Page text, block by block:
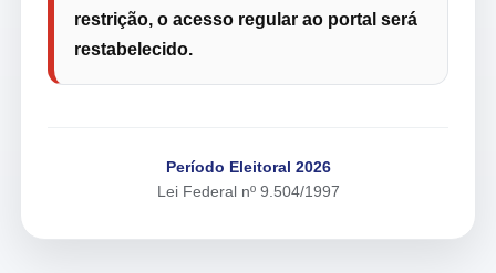
restrição, o acesso regular ao portal será
restabelecido.
Período Eleitoral 2026
Lei Federal nº 9.504/1997